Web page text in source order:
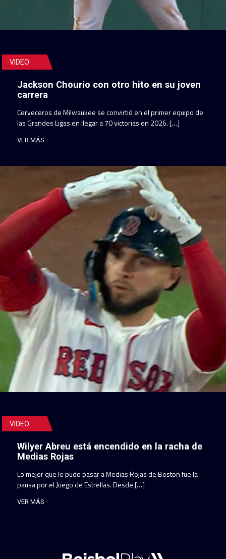
VIDEO
Jackson Chourio con otro hito en su joven
carrera
Cerveceros de Milwaukee se convirtió en el primer equipo de
las Grandes Ligas en llegar a 70 victorias en 2026. […]
VER MÁS
VIDEO
Wilyer Abreu está encendido en la racha de
Medias Rojas
Lo mejor que le pudo pasar a Medias Rojas de Boston fue la
pausa por el Juego de Estrellas. Desde […]
VER MÁS